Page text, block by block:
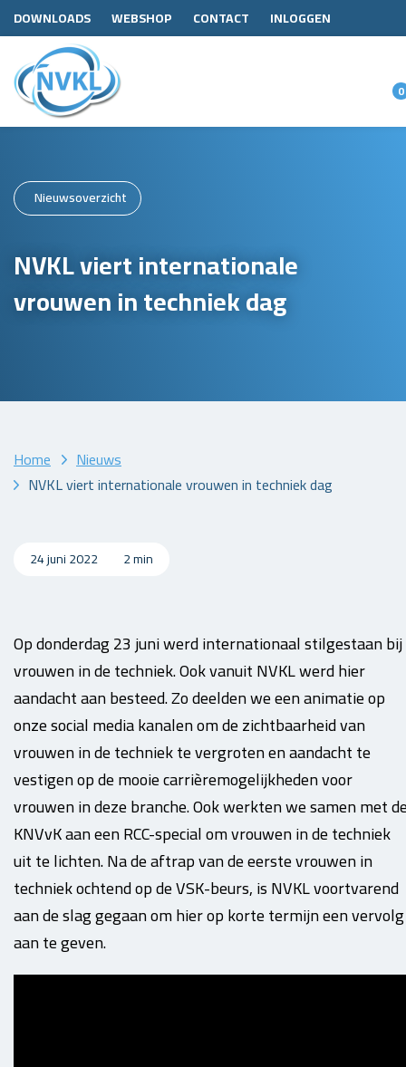
DOWNLOADS WEBSHOP CONTACT INLOGGEN
0
Nieuwsoverzicht
NVKL viert internationale
vrouwen in techniek dag
Home
Nieuws
NVKL viert internationale vrouwen in techniek dag
24 juni 2022 2 min
Op donderdag 23 juni werd internationaal stilgestaan bij
vrouwen in de techniek. Ook vanuit NVKL werd hier
aandacht aan besteed. Zo deelden we een animatie op
onze social media kanalen om de zichtbaarheid van
vrouwen in de techniek te vergroten en aandacht te
vestigen op de mooie carrièremogelijkheden voor
vrouwen in deze branche. Ook werkten we samen met
KNVvK aan een RCC-special om vrouwen in de techniek
uit te lichten. Na de aftrap van de eerste vrouwen in
techniek ochtend op de VSK-beurs, is NVKL voortvarend
aan de slag gegaan om hier op korte termijn een vervolg
aan te geven.